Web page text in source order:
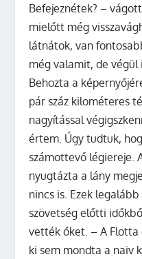
Befejeznétek? –
mielőtt még
látnátok, van
még valamit, de végül
Behozta a
pár száz kilométeres
nagyítással
értem. Úgy tudtuk,
számottevő légiereje.
nyugtázta a lány
nincs is. Ezek
szövetség előtti
vették őket. – A Flotta
ki sem mondta a naiv